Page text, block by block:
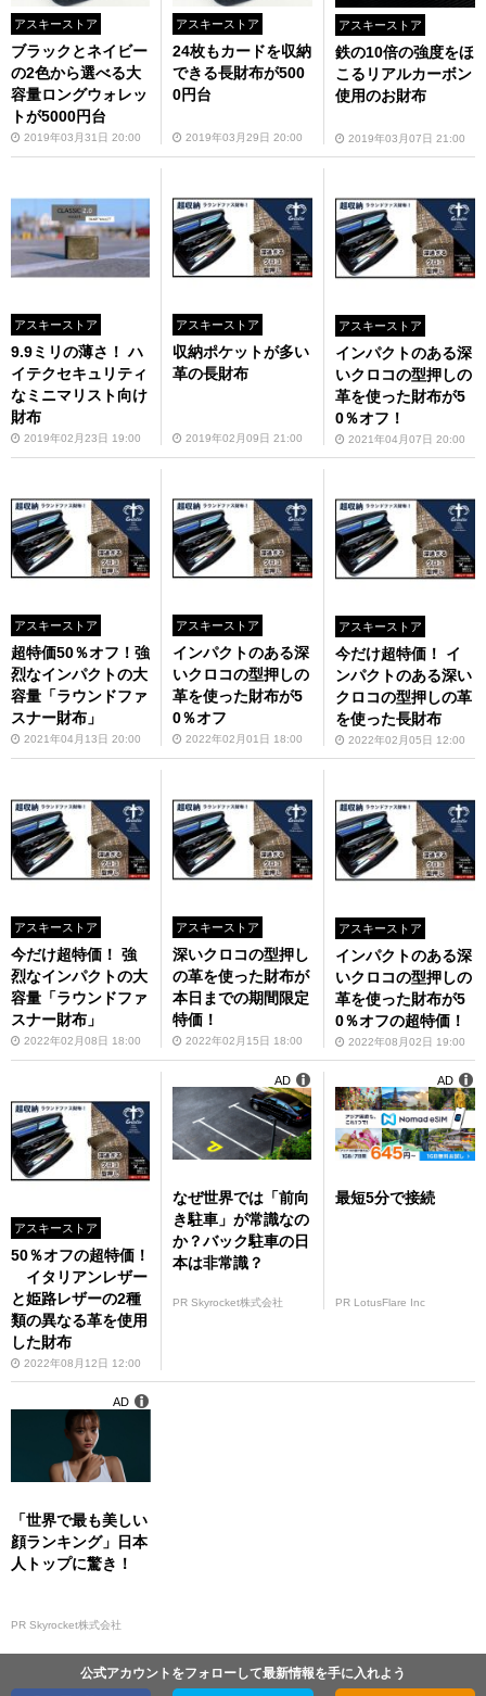
アスキーストア
ブラックとネイビー
の2色から選べる大
容量ロングウォレッ
トが5000円台
2019年03月31日 20:00
アスキーストア
24枚もカードを収納
できる長財布が500
0円台
2019年03月29日 20:00
アスキーストア
鉄の10倍の強度をほ
こるリアルカーボン
使用のお財布
2019年03月07日 21:00
アスキーストア
9.9ミリの薄さ！ ハ
イテクセキュリティ
なミニマリスト向け
財布
2019年02月23日 19:00
アスキーストア
収納ポケットが多い
革の長財布
2019年02月09日 21:00
アスキーストア
インパクトのある深
いクロコの型押しの
革を使った財布が5
0％オフ！
2021年04月07日 20:00
アスキーストア
超特価50％オフ！強
烈なインパクトの大
容量「ラウンドファ
スナー財布」
2021年04月13日 20:00
アスキーストア
インパクトのある深
いクロコの型押しの
革を使った財布が5
0％オフ
2022年02月01日 18:00
アスキーストア
今だけ超特価！ イ
ンパクトのある深い
クロコの型押しの革
を使った長財布
2022年02月05日 12:00
アスキーストア
今だけ超特価！ 強
烈なインパクトの大
容量「ラウンドファ
スナー財布」
2022年02月08日 18:00
アスキーストア
深いクロコの型押し
の革を使った財布が
本日までの期間限定
特価！
2022年02月15日 18:00
アスキーストア
インパクトのある深
いクロコの型押しの
革を使った財布が5
0％オフの超特価！
2022年08月02日 19:00
アスキーストア
50％オフの超特価！
イタリアンレザー
と姫路レザーの2種
類の異なる革を使用
した財布
2022年08月12日 12:00
なぜ世界では「前向
き駐車」が常識なの
か？バック駐車の日
本は非常識？
PR Skyrocket株式会社
AD
最短5分で接続
PR LotusFlare Inc
AD
「世界で最も美しい
顔ランキング」日本
人トップに驚き！
PR Skyrocket株式会社
AD
公式アカウントをフォローして最新情報を手に入れよう